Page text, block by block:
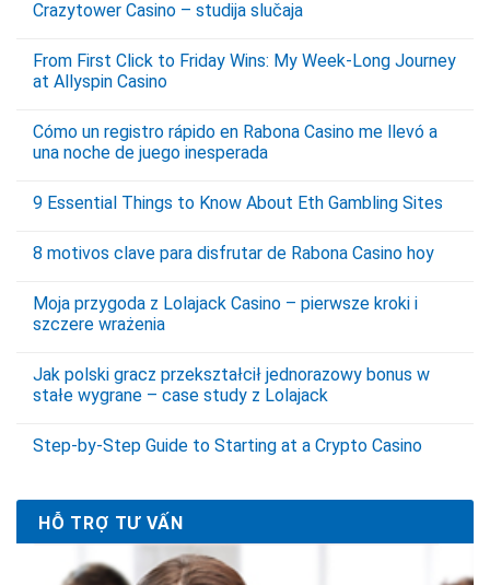
Crazytower Casino – studija slučaja
From First Click to Friday Wins: My Week‑Long Journey
at Allyspin Casino
Cómo un registro rápido en Rabona Casino me llevó a
una noche de juego inesperada
9 Essential Things to Know About Eth Gambling Sites
8 motivos clave para disfrutar de Rabona Casino hoy
Moja przygoda z Lolajack Casino – pierwsze kroki i
szczere wrażenia
Jak polski gracz przekształcił jednorazowy bonus w
stałe wygrane – case study z Lolajack
Step‑by‑Step Guide to Starting at a Crypto Casino
HỖ TRỢ TƯ VẤN